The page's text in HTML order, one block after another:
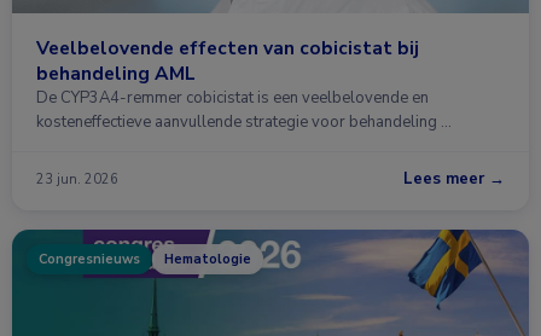
Veelbelovende effecten van cobicistat bij
behandeling AML
De CYP3A4-remmer cobicistat is een veelbelovende en
kosteneffectieve aanvullende strategie voor behandeling …
23 jun. 2026 Lees meer →
Congresnieuws Hematologie